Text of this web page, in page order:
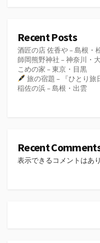
Recent Posts
酒匠の店 佐香や – 島根・
師岡熊野神社 – 神奈川・
こめの家 – 東京・目黒
旅の宿題 – 『ひとり旅
稲佐の浜 – 島根・出雲
Recent
表示できるコメントはあ